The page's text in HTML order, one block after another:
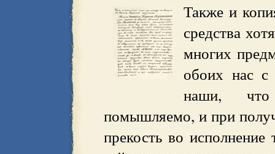
Также и
средства
многих
обоих нас с
наши, что
помышляемо, и при
прекость во